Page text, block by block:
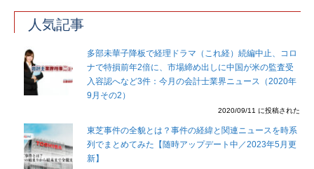
人気記事
多部未華子降板で経理ドラマ（これ経）続編中止、コロ
ナで特損前年2倍に、市場締め出しに中国が米の監査受
入容認へなど3件：今月の会計士業界ニュース（2020年
9月その2）
2020/09/11 に投稿された
東芝事件の全貌とは？事件の経緯と関連ニュースを時系
列でまとめてみた【随時アップデート中／2023年5月更
新】